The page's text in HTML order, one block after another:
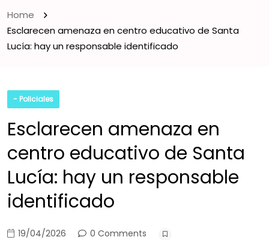
Home
Esclarecen amenaza en centro educativo de Santa
Lucía: hay un responsable identificado
- Policiales
Esclarecen amenaza en
centro educativo de Santa
Lucía: hay un responsable
identificado
19/04/2026 0 Comments